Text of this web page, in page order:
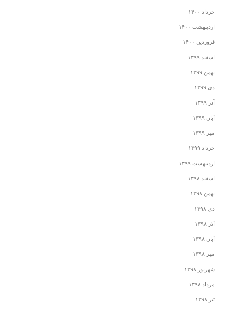
خرداد ۱۴۰۰
اردیبهشت ۱۴۰۰
فروردین ۱۴۰۰
اسفند ۱۳۹۹
بهمن ۱۳۹۹
دی ۱۳۹۹
آذر ۱۳۹۹
آبان ۱۳۹۹
مهر ۱۳۹۹
خرداد ۱۳۹۹
اردیبهشت ۱۳۹۹
اسفند ۱۳۹۸
بهمن ۱۳۹۸
دی ۱۳۹۸
آذر ۱۳۹۸
آبان ۱۳۹۸
مهر ۱۳۹۸
شهریور ۱۳۹۸
مرداد ۱۳۹۸
تیر ۱۳۹۸